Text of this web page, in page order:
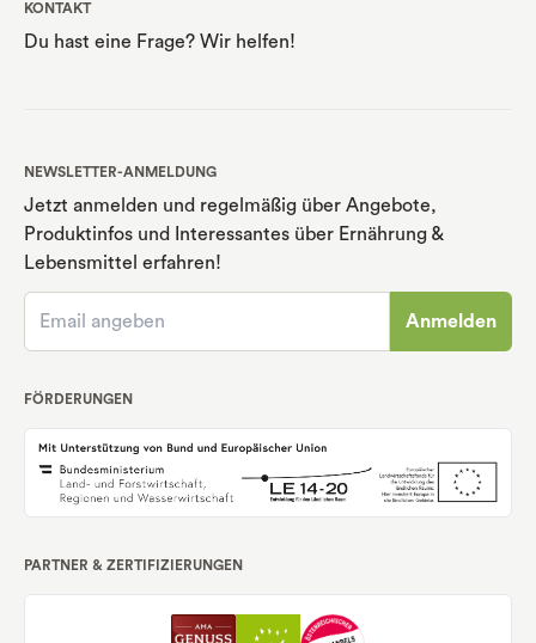
KONTAKT
Du hast eine Frage? Wir helfen!
NEWSLETTER-ANMELDUNG
Jetzt anmelden und regelmäßig über Angebote,
Produktinfos und Interessantes über Ernährung &
Lebensmittel erfahren!
Anmelden
FÖRDERUNGEN
PARTNER & ZERTIFIZIERUNGEN